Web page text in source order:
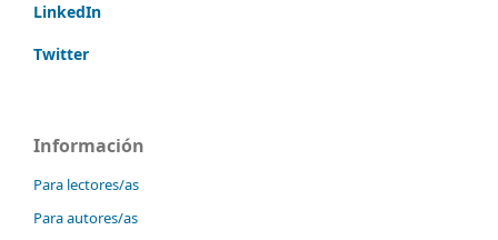
LinkedIn
Twitter
Información
Para lectores/as
Para autores/as